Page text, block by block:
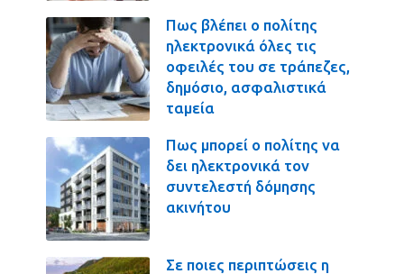
Πως βλέπει ο πολίτης
ηλεκτρονικά όλες τις
οφειλές του σε τράπεζες,
δημόσιο, ασφαλιστικά
ταμεία
Πως μπορεί ο πολίτης να
δει ηλεκτρονικά τον
συντελεστή δόμησης
ακινήτου
Σε ποιες περιπτώσεις η